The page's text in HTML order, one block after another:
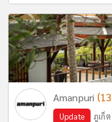
Amanpuri
Update ภูเก็